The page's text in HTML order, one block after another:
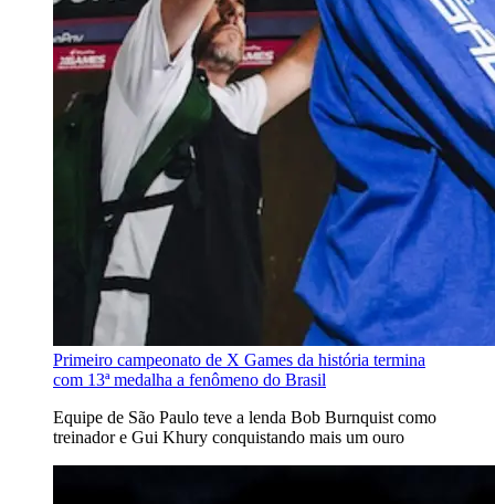
Primeiro campeonato de X Games da história termina
com 13ª medalha a fenômeno do Brasil
Equipe de São Paulo teve a lenda Bob Burnquist como
treinador e Gui Khury conquistando mais um ouro